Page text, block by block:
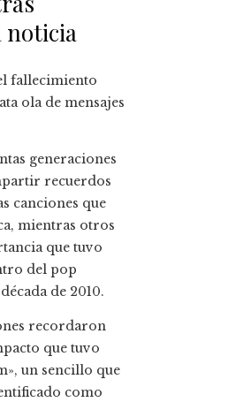
noticia
fallecimiento
ola de mensajes
generaciones
recuerdos
canciones que
mientras otros
que tuvo
del pop
de 2010.
recordaron
que tuvo
un sencillo que
como